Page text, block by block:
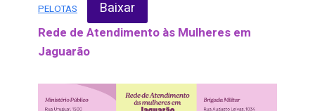
PELOTAS
Baixar
Rede de Atendimento às Mulheres em
Jaguarão